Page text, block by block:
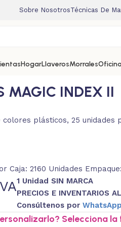
Sobre NosotrosTécnicas De
HogarLlaverosMorrales
MAGIC INDEX II
colores plásticos, 25 unidades
Caja: 2160 Unidades
1 Unidad SIN MARCA
PRECIOS E INVENTARIOS
Consúltenos por WhatsApp
Selecciona la